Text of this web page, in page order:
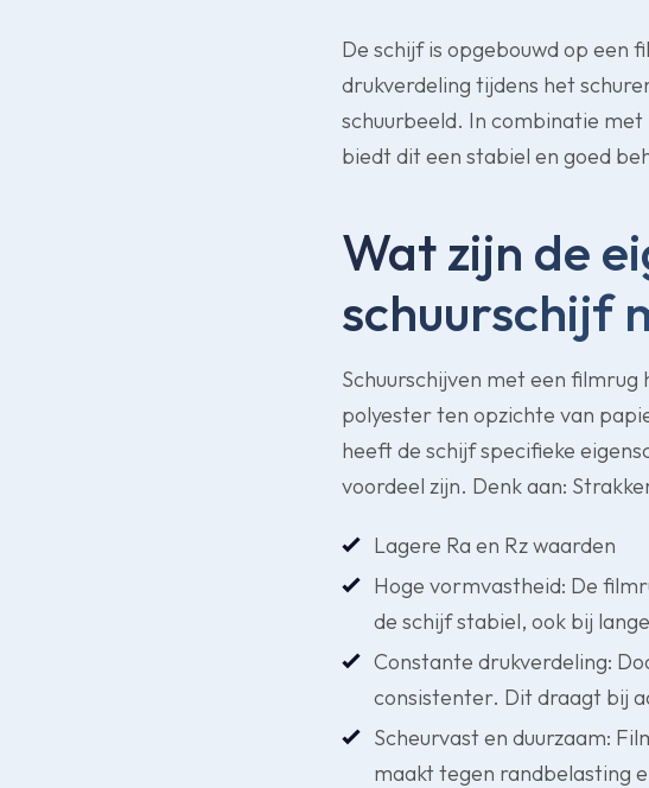
De schijf is opgebouwd op een
drukverdeling tijdens het
schuurbeeld. In combinatie
biedt dit een stabiel en goed
Wat zijn de
schuurschijf
Schuurschijven met een
polyester ten opzichte van
heeft de schijf specifieke
voordeel zijn. Denk aan:
Lagere Ra en Rz waarden
Hoge vormvastheid: De
de schijf stabiel, ook bij
Constante drukverdeling:
consistenter. Dit draagt bij
Scheurvast en duurzaam:
maakt tegen randbelasting